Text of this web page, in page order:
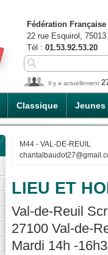
Classique Jeunes
Fédération
22 rue Esquirol,
Tél : 01.53.92.53.20
Il y a actuellement
M44 - VAL-DE-REUIL
LIEU ET
Val-de-Reuil
27100 Val-de-
Mardi 14h -